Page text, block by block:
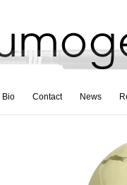
Bio Contact News